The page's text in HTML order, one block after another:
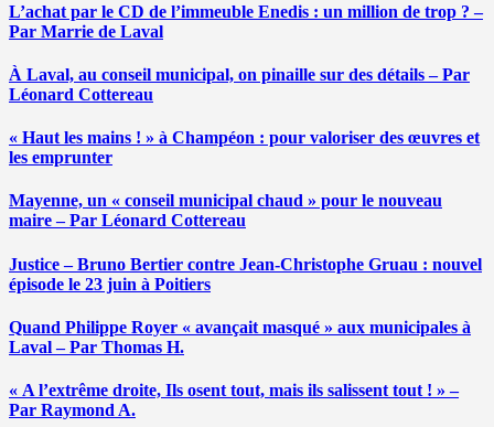
L’achat par le CD de l’immeuble Enedis : un million de trop ? –
Par Marrie de Laval
À Laval, au conseil municipal, on pinaille sur des détails – Par
Léonard Cottereau
« Haut les mains ! » à Champéon : pour valoriser des œuvres et
les emprunter
Mayenne, un « conseil municipal chaud » pour le nouveau
maire – Par Léonard Cottereau
Justice – Bruno Bertier contre Jean-Christophe Gruau : nouvel
épisode le 23 juin à Poitiers
Quand Philippe Royer « avançait masqué » aux municipales à
Laval – Par Thomas H.
« A l’extrême droite, Ils osent tout, mais ils salissent tout ! » –
Par Raymond A.